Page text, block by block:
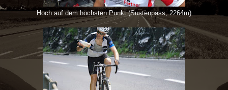
Hoch auf dem höchsten Punkt (Sustenpass, 2264m)